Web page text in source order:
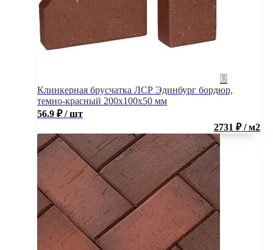
Клинкерная брусчатка ЛСР Эдинбург бордюр,
темно-красный 200x100x50 мм
56.9 ₽ / шт
2731 ₽ / м2